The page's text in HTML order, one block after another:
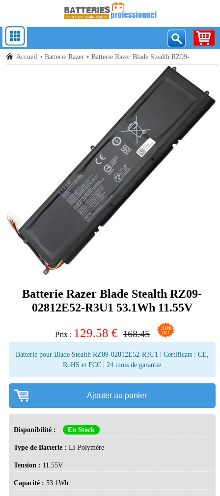
Accueil Batterie Razer Batterie Razer Blade Stealth RZ09-
Batterie Razer Blade Stealth RZ09-
02812E52-R3U1 53.1Wh 11.55V
Prix : 129.58 € 168.45
Batterie pour Blade Stealth RZ09-02812E52-R3U1 | Certificats : CE,
RoHS et FCC | 24 mois de garantie
Ajouter au panier
Disponibilité : En Stock
Type de Batterie :Li-Polymère
Tension : 11.55V
Capacité :53.1Wh